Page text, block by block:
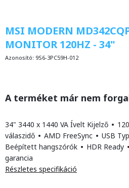
MSI MODERN
MONITOR 120HZ - 34"
Azonosító: 9S6-3PC59H-012
A terméket már nem
34" 3440 x 1440 VA Ívelt Kijelző •
válaszidő • AMD FreeSync • USB
Beépített hangszórók • HDR Ready •
garancia
Részletes specifikáció